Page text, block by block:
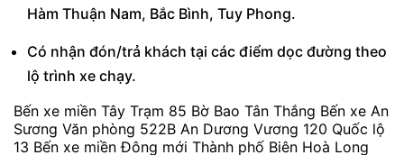
Hàm Thuận Nam, Bắc Bình, Tuy Phong.
Có nhận đón/trả khách tại các điểm dọc đường theo
lộ trình xe chạy.
Bến xe miền Tây Trạm 85 Bờ Bao Tân Thắng Bến xe An
Sương Văn phòng 522B An Dương Vương 120 Quốc lộ
13 Bến xe miền Đông mới Thành phố Biên Hoà Long